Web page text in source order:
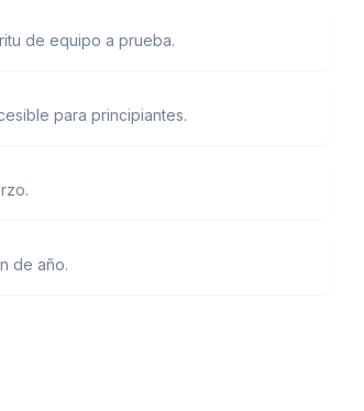
de equipo a prueba.
para principiantes.
de año.